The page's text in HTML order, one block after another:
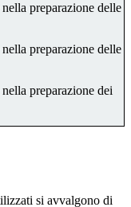
preparazione delle
preparazione delle
preparazione dei
si avvalgono di